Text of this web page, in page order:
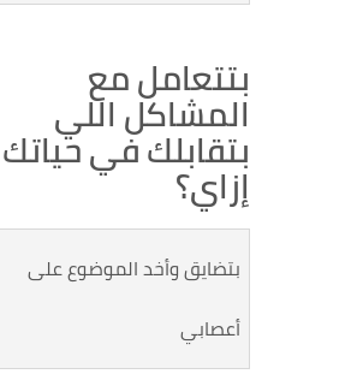
بتتعامل مع
المشاكل اللي
بتقابلك في حياتك
إزاي؟
بتضايق وأخد الموضوع على
أعصابي